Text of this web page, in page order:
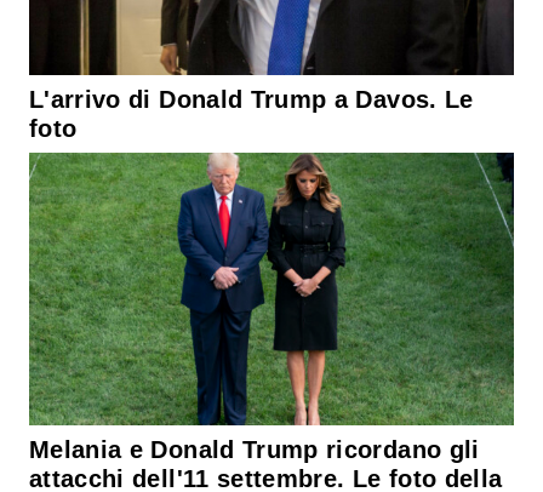
L'arrivo di Donald Trump a Davos. Le
foto
Melania e Donald Trump ricordano gli
attacchi dell'11 settembre. Le foto della